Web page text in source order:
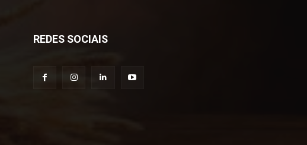
REDES SOCIAIS